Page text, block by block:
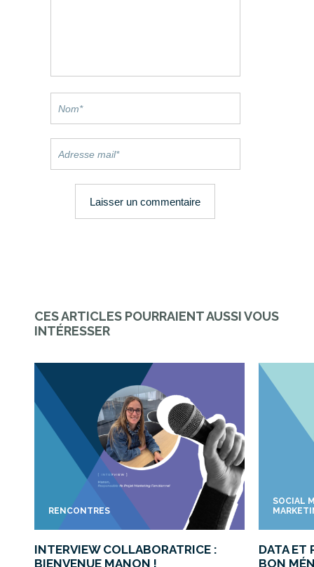
CES ARTICLES POURRAIENT AUSSI VOUS
INTÉRESSER
RENCONTRES
INTERVIEW COLLABORATRICE :
BIENVENUE MANON !
SOCIAL
DATA ET
BON